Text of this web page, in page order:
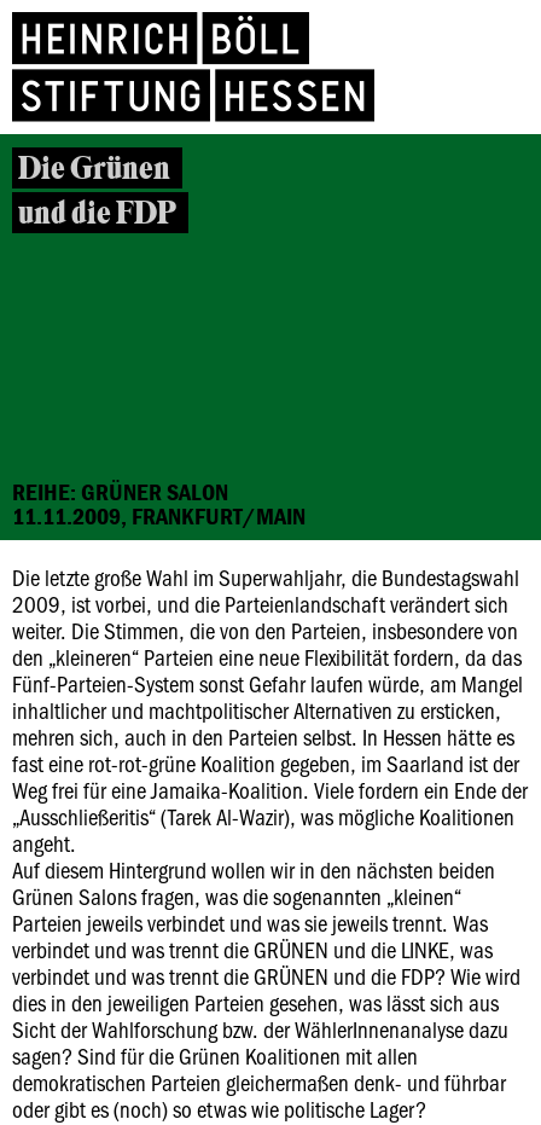
Die Grünen
und die FDP
REIHE: GRÜNER SALON
11.11.2009, FRANKFURT/MAIN
Die letzte große Wahl im Superwahljahr, die Bundestagswahl
2009, ist vorbei, und die Parteienlandschaft verändert sich
weiter. Die Stimmen, die von den Parteien, insbesondere von
den „kleineren“ Parteien eine neue Flexibilität fordern, da das
Fünf-Parteien-System sonst Gefahr laufen würde, am Mangel
inhaltlicher und machtpolitischer Alternativen zu ersticken,
mehren sich, auch in den Parteien selbst. In Hessen hätte es
fast eine rot-rot-grüne Koalition gegeben, im Saarland ist der
Weg frei für eine Jamaika-Koalition. Viele fordern ein Ende der
„Ausschließeritis“ (Tarek Al-Wazir), was mögliche Koalitionen
angeht.
Auf diesem Hintergrund wollen wir in den nächsten beiden
Grünen Salons fragen, was die sogenannten „kleinen“
Parteien jeweils verbindet und was sie jeweils trennt. Was
verbindet und was trennt die GRÜNEN und die LINKE, was
verbindet und was trennt die GRÜNEN und die FDP? Wie wird
dies in den jeweiligen Parteien gesehen, was lässt sich aus
Sicht der Wahlforschung bzw. der WählerInnenanalyse dazu
sagen? Sind für die Grünen Koalitionen mit allen
demokratischen Parteien gleichermaßen denk- und führbar
oder gibt es (noch) so etwas wie politische Lager?